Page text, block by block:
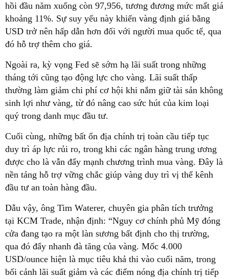
hồi đầu năm xuống còn 97,956, tương đương mức mất giá
khoảng 11%. Sự suy yếu này khiến vàng định giá bằng
USD trở nên hấp dẫn hơn đối với người mua quốc tế, qua
đó hỗ trợ thêm cho giá.
Ngoài ra, kỳ vọng Fed sẽ sớm hạ lãi suất trong những
tháng tới cũng tạo động lực cho vàng. Lãi suất thấp
thường làm giảm chi phí cơ hội khi nắm giữ tài sản không
sinh lợi như vàng, từ đó nâng cao sức hút của kim loại
quý trong danh mục đầu tư.
Cuối cùng, những bất ổn địa chính trị toàn cầu tiếp tục
duy trì áp lực rủi ro, trong khi các ngân hàng trung ương
được cho là vẫn đẩy mạnh chương trình mua vàng. Đây là
nền tảng hỗ trợ vững chắc giúp vàng duy trì vị thế kênh
đầu tư an toàn hàng đầu.
Dẫu vậy, ông Tim Waterer, chuyên gia phân tích trưởng
tại KCM Trade, nhận định: “Nguy cơ chính phủ Mỹ đóng
cửa đang tạo ra một làn sương bất định cho thị trường,
qua đó đẩy nhanh đà tăng của vàng. Mốc 4.000
USD/ounce hiện là mục tiêu khả thi vào cuối năm, trong
bối cảnh lãi suất giảm và các điểm nóng địa chính trị tiếp